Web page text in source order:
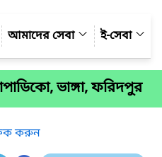
আমাদের সেবা ই-সেবা
ভাঙ্গা, ফরিদপুর
করুন